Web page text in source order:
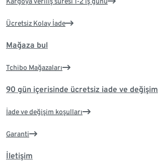
Ücretsiz Kolay İade
Mağaza bul
Tchibo Mağazaları
90 gün içerisinde ücretsiz iade ve değişim
İade ve değişim koşulları
Garanti
İletişim